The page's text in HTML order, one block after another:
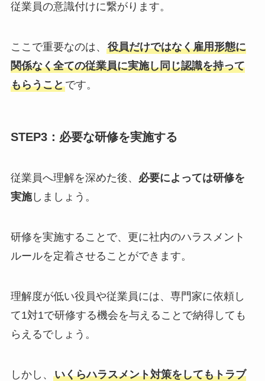
従業員の意識付けに繋がります。
ここで重要なのは、 役員だけではなく雇用形態に
関係なく全ての従業員に実施し同じ認識を持って
もらうことです。
STEP3：必要な研修を実施する
従業員へ理解を深めた後、 必要によっては研修を
実施しましょう。
研修を実施することで、更に社内のハラスメント
ルールを定着させることができます。
理解度が低い役員や従業員には、専門家に依頼し
て1対1で研修する機会を与えることで納得しても
らえるでしょう。
しかし、 いくらハラスメント対策をしてもトラブ